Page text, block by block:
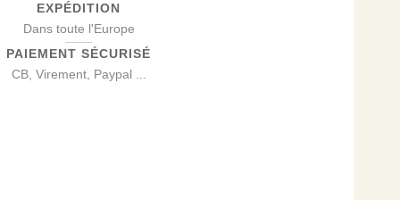
EXPÉDITION
Dans toute l'Europe
PAIEMENT SÉCURISÉ
CB, Virement, Paypal ...